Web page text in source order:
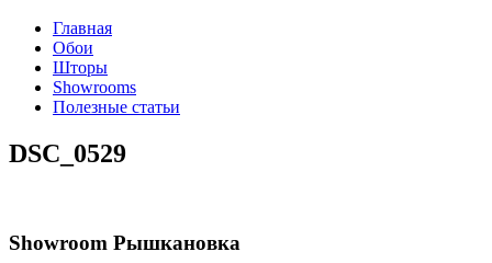
Главная
Обои
Шторы
Showrooms
Полезные статьи
DSC_0529
Showroom Рышкановка